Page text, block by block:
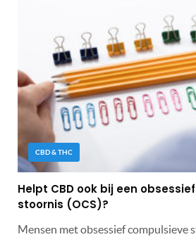
CBD & THC
Helpt CBD ook bij een
stoornis (OCS)?
Mensen met obsessief compulsieve